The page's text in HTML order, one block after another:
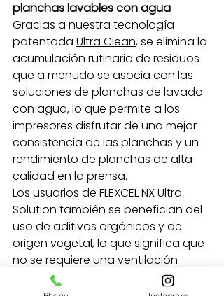
planchas lavables con agua
Gracias a nuestra tecnología
patentada Ultra Clean, se elimina la
acumulación rutinaria de residuos
que a menudo se asocia con las
soluciones de planchas de lavado
con agua, lo que permite a los
impresores disfrutar de una mejor
consistencia de las planchas y un
rendimiento de planchas de alta
calidad en la prensa.
Los usuarios de FLEXCEL NX Ultra
Solution también se benefician del
uso de aditivos orgánicos y de
origen vegetal, lo que significa que
no se requiere una ventilación
especial en el área de